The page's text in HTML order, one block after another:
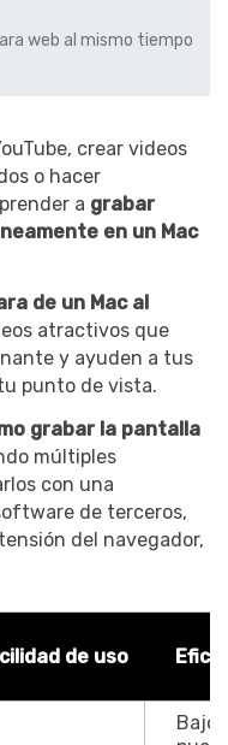
web al mismo tiempo
crear videos
o hacer
a grabar
en un Mac
de un Mac al
atractivos que
y ayuden a tus
punto de vista.
grabar la pantalla
múltiples
con una
de terceros,
del navegador,
de uso
Bajo: